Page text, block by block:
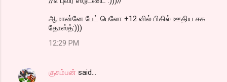
ஆமான்னே பேட் பெலோ +12 வில் பிகில் ஊதிய சக
தோஸ்த்:)))
12:29 PM
குசும்பன் said…